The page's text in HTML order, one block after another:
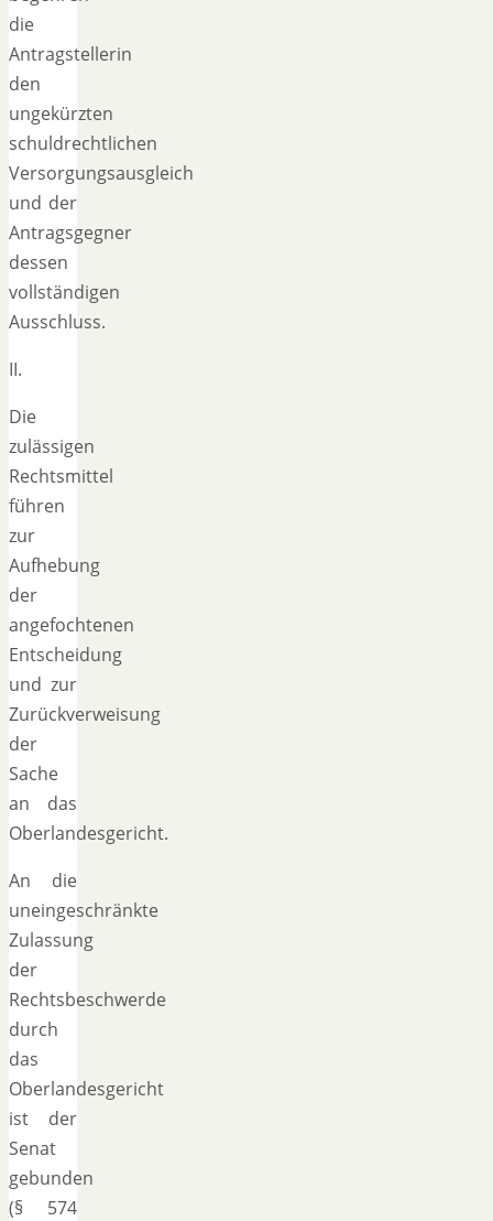
die
Antragstellerin
den
ungekürzten
schuldrechtlichen
Versorgungsausgleich
und der
Antragsgegner
dessen
vollständigen
Ausschluss.
II.
Die
zulässigen
Rechtsmittel
führen
zur
Aufhebung
der
angefochtenen
Entscheidung
und zur
Zurückverweisung
der
Sache
an das
Oberlandesgericht.
An die
uneingeschränkte
Zulassung
der
Rechtsbeschwerde
durch
das
Oberlandesgericht
ist der
Senat
gebunden
(§ 574